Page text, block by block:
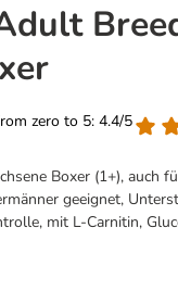
zero to 5: 4.4/5
Boxer (1+), auch
geeignet,
mit L-Carnitin,